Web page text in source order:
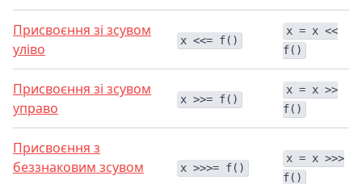
Присвоєння зі зсувом
уліво
x <<= f()
x = x <<
f()
Присвоєння зі зсувом
управо
x >>= f()
x = x >>
f()
Присвоєння з
беззнаковим зсувом
x >>>= f()
x = x >>>
f()